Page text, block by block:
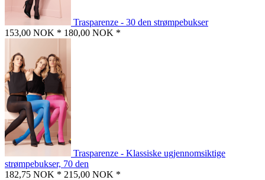
Trasparenze - 30 den strømpebukser
153,00 NOK * 180,00 NOK *
Trasparenze - Klassiske ugjennomsiktige
strømpebukser, 70 den
182,75 NOK * 215,00 NOK *